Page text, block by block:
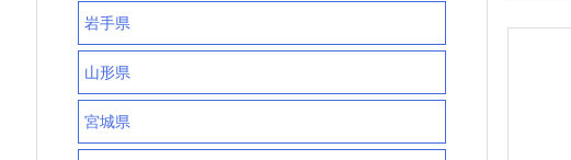
岩手県
山形県
宮城県